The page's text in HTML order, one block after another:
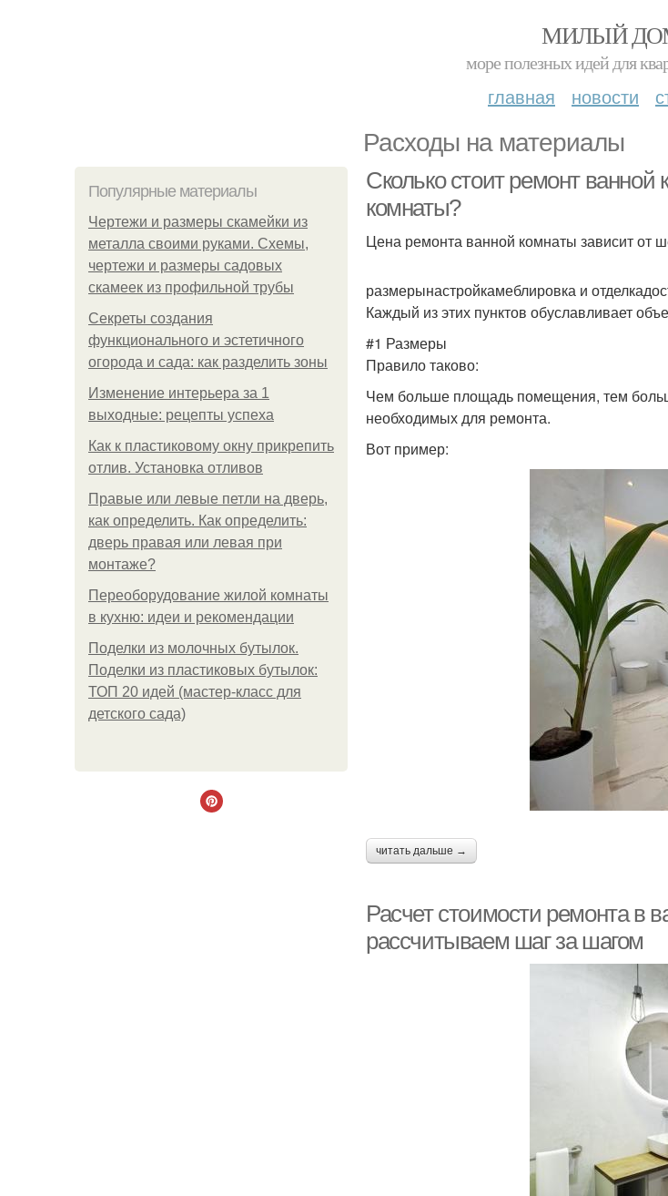
МИЛЫЙ
море полезных идей для
главная новости
Расходы на материалы
Популярные материалы
Чертежи и размеры скамейки из
металла своими руками. Схемы,
чертежи и размеры садовых
скамеек из профильной трубы
Секреты создания
функционального и эстетичного
огорода и сада: как разделить зоны
Изменение интерьера за 1
выходные: рецепты успеха
Как к пластиковому окну прикрепить
отлив. Установка отливов
Правые или левые петли на дверь,
как определить. Как определить:
дверь правая или левая при
монтаже?
Переоборудование жилой комнаты
в кухню: идеи и рекомендации
Поделки из молочных бутылок.
Поделки из пластиковых бутылок:
ТОП 20 идей (мастер-класс для
детского сада)
Сколько стоит ремонт ванной
комнаты?
Цена ремонта ванной комнаты зависит от
размерынастройкамеблировка и
Каждый из этих пунктов обуславливает
#1 Размеры
Правило таково:
Чем больше площадь помещения, тем
необходимых для ремонта.
Вот пример:
читать дальше →
Расчет стоимости ремонта в
рассчитываем шаг за шагом